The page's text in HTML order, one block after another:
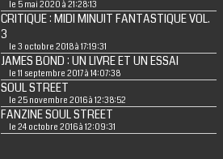
le 5 mai 2020 à 21:28:13
CRITIQUE : MIDI MINUIT FANTASTIQUE VOL.
3
le 3 octobre 2018 à 17:19:31
JAMES BOND : UN LIVRE ET UN ESSAI
le 11 septembre 2017 à 14:07:38
SOUL STREET
le 25 novembre 2016 à 12:38:52
FANZINE SOUL STREET
le 24 octobre 2016 à 12:09:31